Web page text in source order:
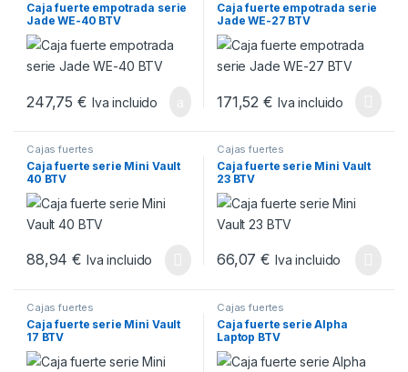
Caja fuerte empotrada serie
Jade WE-40 BTV
247,75€ Iva incluido
Caja fuerte empotrada serie
Jade WE-27 BTV
171,52€ Iva incluido
Cajas fuertes
Caja fuerte serie Mini Vault
40 BTV
88,94€ Iva incluido
Cajas fuertes
Caja fuerte serie Mini Vault
23 BTV
66,07€ Iva incluido
Cajas fuertes
Caja fuerte serie Mini Vault
17 BTV
Cajas fuertes
Caja fuerte serie Alpha
Laptop BTV